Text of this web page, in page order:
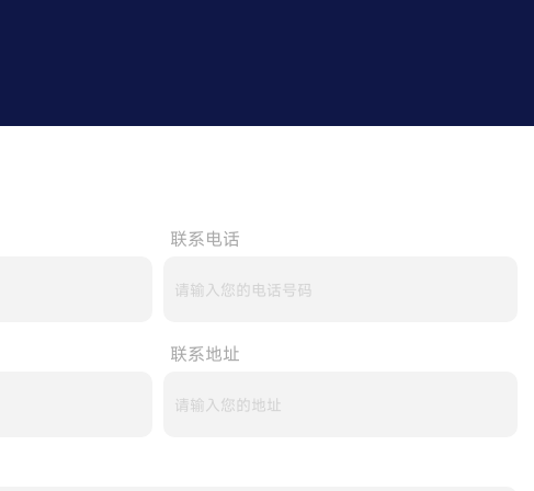
联系电话
联系地址